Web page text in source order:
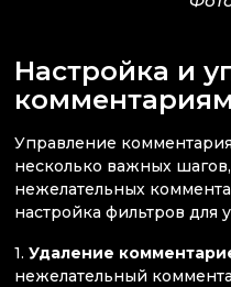
Настройка и
Управление
несколько важных
нежелательных
настройка фильтров для
1. Удаление
нежелательный